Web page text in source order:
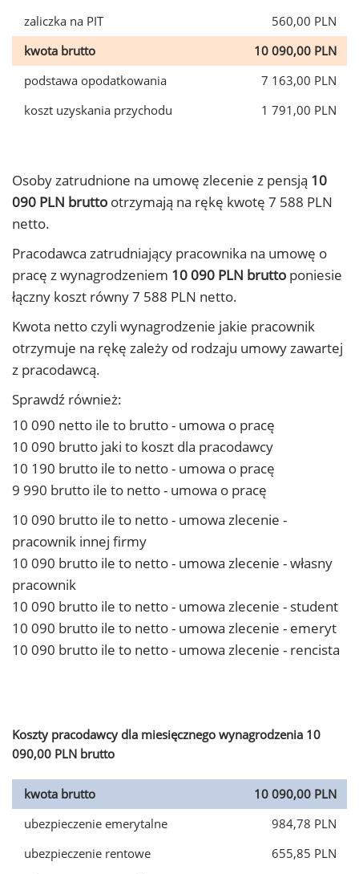
zaliczka na PIT
560,00 PLN
kwota brutto
10 090,00 PLN
podstawa opodatkowania
7 163,00 PLN
koszt uzyskania przychodu
1 791,00 PLN
Osoby zatrudnione na umowę zlecenie z pensją 10
090 PLN brutto otrzymają na rękę kwotę 7 588 PLN
netto.
Pracodawca zatrudniający pracownika na umowę o
pracę z wynagrodzeniem 10 090 PLN brutto poniesie
łączny koszt równy 7 588 PLN netto.
Kwota netto czyli wynagrodzenie jakie pracownik
otrzymuje na rękę zależy od rodzaju umowy zawartej
z pracodawcą.
Sprawdź również:
10 090 netto ile to brutto - umowa o pracę
10 090 brutto jaki to koszt dla pracodawcy
10 190 brutto ile to netto - umowa o pracę
9 990 brutto ile to netto - umowa o pracę
10 090 brutto ile to netto - umowa zlecenie -
pracownik innej firmy
10 090 brutto ile to netto - umowa zlecenie - własny
pracownik
10 090 brutto ile to netto - umowa zlecenie - student
10 090 brutto ile to netto - umowa zlecenie - emeryt
10 090 brutto ile to netto - umowa zlecenie - rencista
Koszty pracodawcy dla miesięcznego wynagrodzenia 10
090,00 PLN brutto
kwota brutto
10 090,00 PLN
ubezpieczenie emerytalne
984,78 PLN
ubezpieczenie rentowe
655,85 PLN